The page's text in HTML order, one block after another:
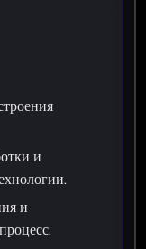
и
и